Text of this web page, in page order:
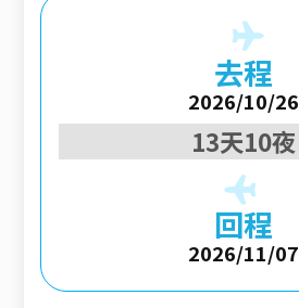
去程
2026/10/26
13天10夜
回程
2026/11/07